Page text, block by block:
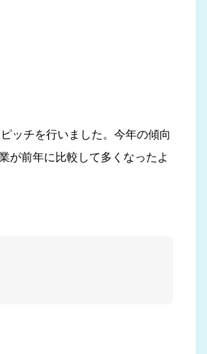
ッチを行いました。今年の傾向
が前年に比較して多くなったよ